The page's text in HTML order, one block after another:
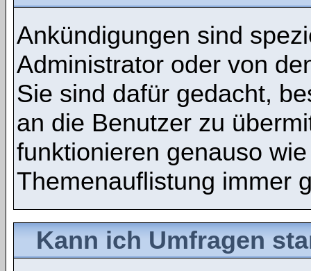
Ankündigungen sind
Administrator oder von
Sie sind dafür gedacht,
an die Benutzer zu
funktionieren genauso
Themenauflistung immer
Kann ich Umfragen